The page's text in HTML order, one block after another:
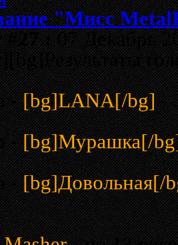
"Мисс
#27 :07 Декабрь
-[bg]LANA[/bg]-
-[bg]Мурашка[/
-[bg]Довольная[/